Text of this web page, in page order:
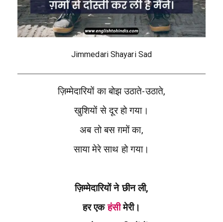
Jimmedari Shayari Sad
ज़िम्मेदारियों का बोझ उठाते-उठाते,
खुशियों से दूर हो गया।
अब तो बस ग़मों का,
साया मेरे साथ हो गया।
ज़िम्मेदारियों ने छीन ली,
हर एकहंसीमेरी।